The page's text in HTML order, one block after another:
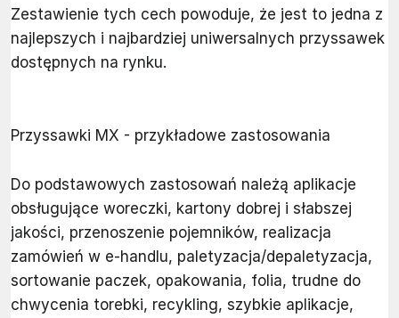
Zestawienie tych cech powoduje, że jest to jedna z
najlepszych i najbardziej uniwersalnych przyssawek
dostępnych na rynku.
Przyssawki MX - przykładowe zastosowania
Do podstawowych zastosowań należą aplikacje
obsługujące woreczki, kartony dobrej i słabszej
jakości, przenoszenie pojemników, realizacja
zamówień w e-handlu, paletyzacja/depaletyzacja,
sortowanie paczek, opakowania, folia, trudne do
chwycenia torebki, recykling, szybkie aplikacje,